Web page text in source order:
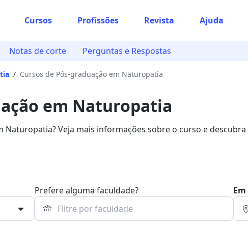
Cursos Profissões Revista Ajuda
Notas de corte Perguntas e Respostas
/ Cursos de Pós-graduação em Naturopatia
em Naturopatia
Veja mais informações sobre o curso e descubra
Prefere alguma faculdade?